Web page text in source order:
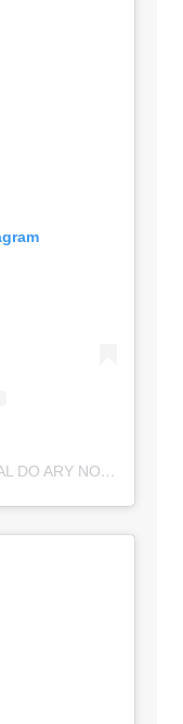
Um post compartilhado por PORTAL DO ARY NOTÍCIAS (@portaldoarynoticias)